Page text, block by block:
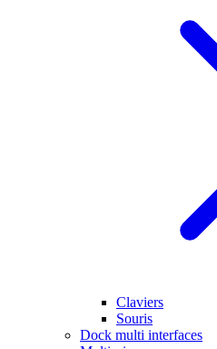
Claviers
Souris
Dock multi interfaces